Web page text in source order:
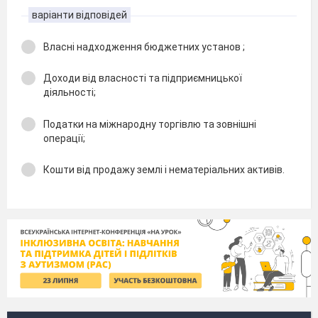
варіанти відповідей
Власні надходження бюджетних установ ;
Доходи від власності та підприємницької
діяльності;
Податки на міжнародну торгівлю та зовнішні
операції;
Кошти від продажу землі і нематеріальних активів.